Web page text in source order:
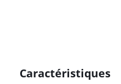
Caractéristiques